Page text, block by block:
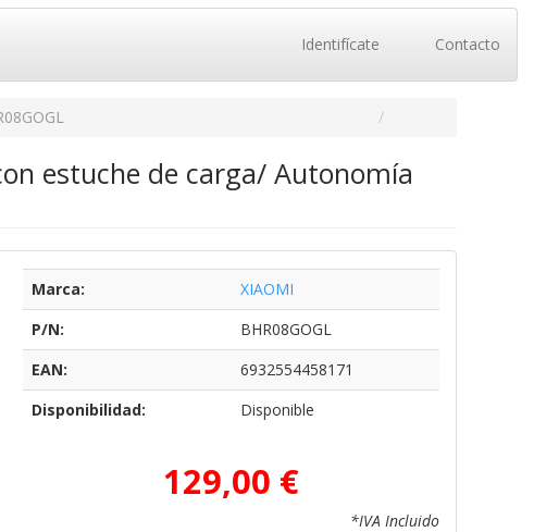
Identifícate Contacto
estuche de carga/ Autonomía
Marca:
XIAOMI
P/N:
BHR08GOGL
EAN:
6932554458171
Disponibilidad:
Disponible
129,00 €
*IVA Incluido